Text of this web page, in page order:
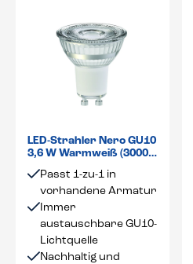
LED-Strahler Nero GU10
3,6 W Warmweiß (3000
Passt 1-zu-1 in
vorhandene Armatur
Immer
austauschbare GU10-
Lichtquelle
Nachhaltig und